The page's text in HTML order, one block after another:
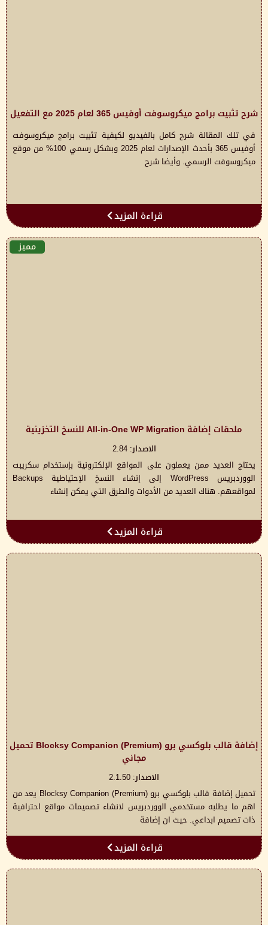
شرح تثبيت برامج ميكروسوفت أوفيس 365 لعام 2025 مع التفعيل
في تلك المقالة شرح كامل بالفيديو لكيفية تثبيت برامج ميكروسوفت
أوفيس 365 بأحدث الإصدارات لعام 2025 وبشكل رسمي 100% من موقع
ميكروسوفت الرسمي. وأيضا شرح
قراءة المزيد
مميز
ملحقات إضافة All-in-One WP Migration للنسخ التخزينية
الاصدار: 2.84
يحتاج العديد ممن يعملون على المواقع الإلكترونية بإستخدام سكريبت
الووردبريس WordPress إلى إنشاء النسخ الإحتياطية Backups
لمواقعهم. هناك العديد من الأدوات والطرق التي يمكن إنشاء
قراءة المزيد
إضافة قالب بلوكسي برو Blocksy Companion (Premium) تحميل
مجاني
الاصدار: 2.1.50
تحميل إضافة قالب بلوكسي برو Blocksy Companion (Premium) يعد من
اهم ما يطلبه مستخدمي الووردبريس لانشاء تصميمات مواقع احترافية
ذات تصميم ابداعي. حيث ان إضافة
قراءة المزيد